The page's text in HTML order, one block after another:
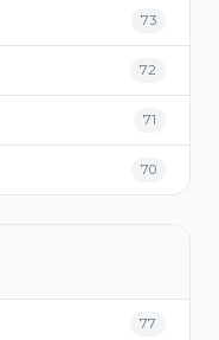
73
72
71
70
77